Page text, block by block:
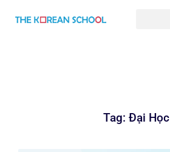
Tag: Đại Học